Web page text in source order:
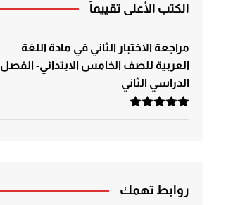
الكتب الأعلى تقييماً
مراجعة الاختبار الثاني في مادة اللغة
العربية للصف الخامس الابتدائي- الفصل
الدراسي الثاني
تم التقييم
روابط تهمك